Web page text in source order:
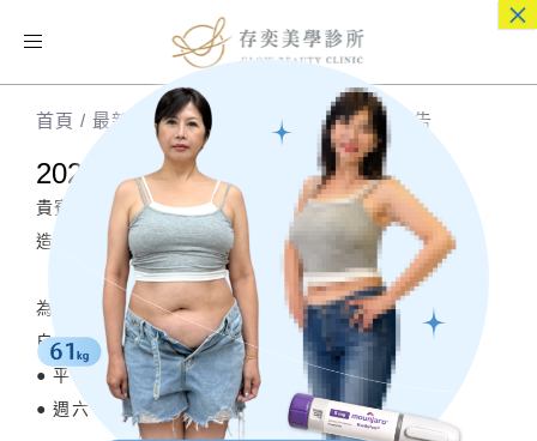
Toggle
首頁 / 最新消息/2022年5月營業時間調整公告
2022年5月營業時間調整公告
貴賓眾多，採取預約分流，控管人數
造成您的久候，我們深感抱歉
為服務更多求美者需求，
自2022年5月起，每週三加開門診
● 平日 營業時間 11:00-20:00
● 週六 營業時間 10:00-17:00
×